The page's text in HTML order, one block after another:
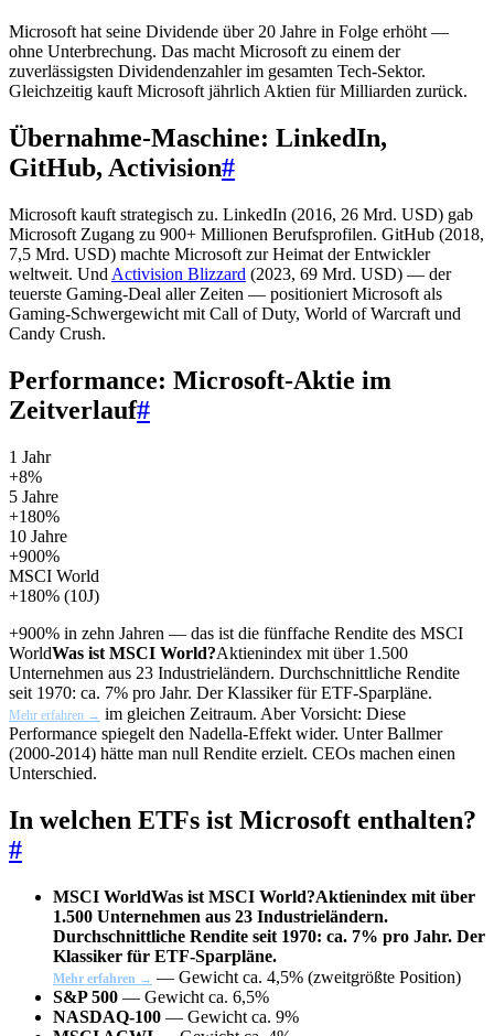
Microsoft hat seine Dividende über 20 Jahre in Folge erhöht —
ohne Unterbrechung. Das macht Microsoft zu einem der
zuverlässigsten Dividendenzahler im gesamten Tech-Sektor.
Gleichzeitig kauft Microsoft jährlich Aktien für Milliarden zurück.
Übernahme-Maschine: LinkedIn,
GitHub, Activision#
Microsoft kauft strategisch zu. LinkedIn (2016, 26 Mrd. USD) gab
Microsoft Zugang zu 900+ Millionen Berufsprofilen. GitHub (2018,
7,5 Mrd. USD) machte Microsoft zur Heimat der Entwickler
weltweit. Und Activision Blizzard (2023, 69 Mrd. USD) — der
teuerste Gaming-Deal aller Zeiten — positioniert Microsoft als
Gaming-Schwergewicht mit Call of Duty, World of Warcraft und
Candy Crush.
Performance: Microsoft-Aktie im
Zeitverlauf#
1 Jahr
+8%
5 Jahre
+180%
10 Jahre
+900%
MSCI World
+180% (10J)
+900% in zehn Jahren — das ist die fünffache Rendite des MSCI
WorldWas ist MSCI World?Aktienindex mit über 1.500
Unternehmen aus 23 Industrieländern. Durchschnittliche Rendite
seit 1970: ca. 7% pro Jahr. Der Klassiker für ETF-Sparpläne.
Mehr erfahren → im gleichen Zeitraum. Aber Vorsicht: Diese
Performance spiegelt den Nadella-Effekt wider. Unter Ballmer
(2000-2014) hätte man null Rendite erzielt. CEOs machen einen
Unterschied.
In welchen ETFs ist Microsoft enthalten?
#
MSCI WorldWas ist MSCI World?Aktienindex mit über
1.500 Unternehmen aus 23 Industrieländern.
Durchschnittliche Rendite seit 1970: ca. 7% pro Jahr. Der
Klassiker für ETF-Sparpläne.
Mehr erfahren → — Gewicht ca. 4,5% (zweitgrößte Position)
S&P 500 — Gewicht ca. 6,5%
NASDAQ-100 — Gewicht ca. 9%